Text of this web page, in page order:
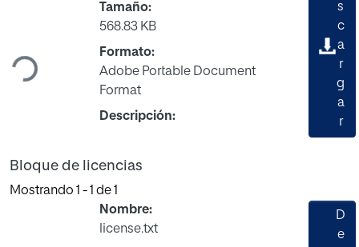
Cargando...
Tamaño:
568.83 KB
Formato:
Adobe Portable Document
Format
Descripción:
s
c
a
r
g
a
r
Bloque de licencias
Mostrando 1 - 1 de 1
Nombre:
license.txt
D
e